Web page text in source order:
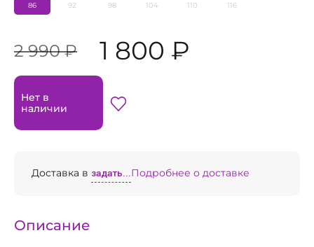
86 92 98 104 110 116
2 990 ₽ 1 800 ₽
Нет в
наличии
Доставка в задать...Подробнее о доставке
Описание